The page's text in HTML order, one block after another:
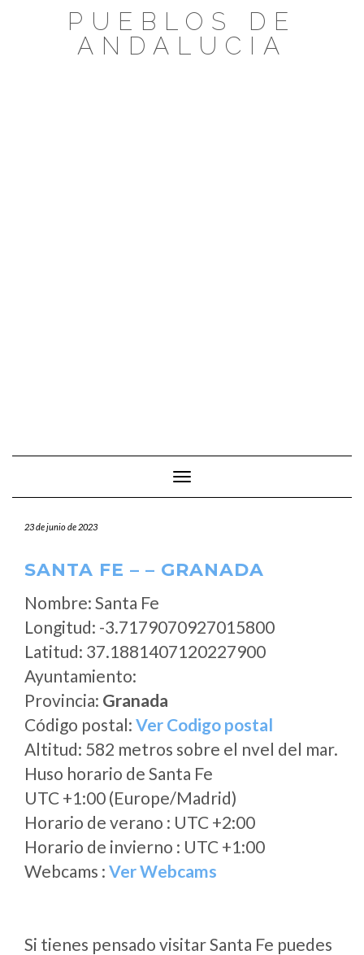
PUEBLOS DE
ANDALUCIA
Cambiar modo de navegación
23 de junio de 2023
SANTA FE – – GRANADA
Nombre: Santa Fe
Longitud: -3.7179070927015800
Latitud: 37.1881407120227900
Ayuntamiento:
Provincia: Granada
Código postal: Ver Codigo postal
Altitud: 582 metros sobre el nvel del mar.
Huso horario de Santa Fe
UTC +1:00 (Europe/Madrid)
Horario de verano : UTC +2:00
Horario de invierno : UTC +1:00
Webcams : Ver Webcams
Si tienes pensado visitar Santa Fe puedes